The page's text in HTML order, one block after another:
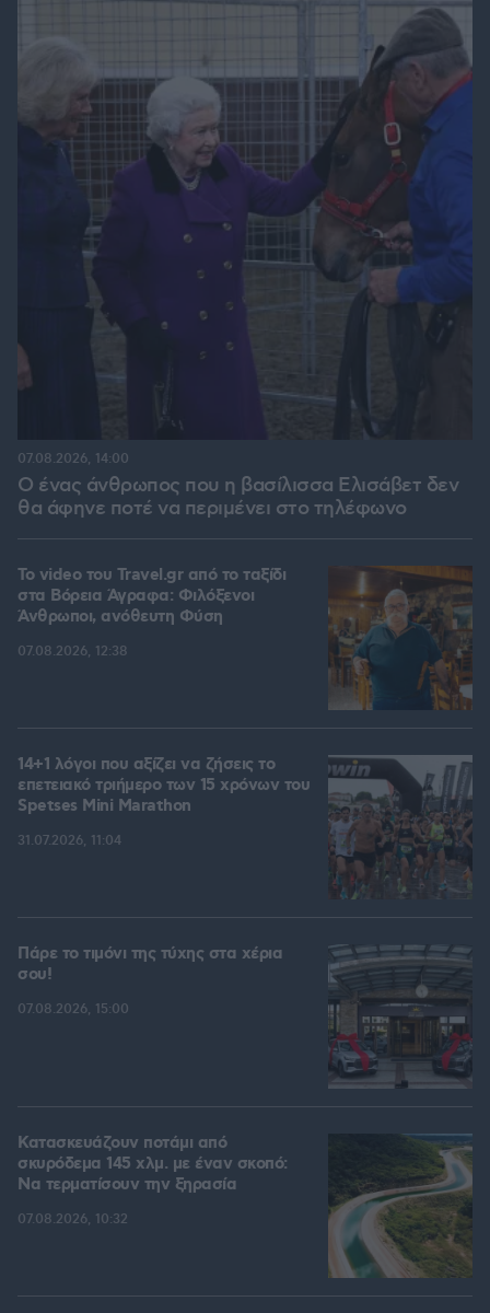
Ο ένας άνθρωπος που η βασίλισσα Ελισάβετ δεν
θα άφηνε ποτέ να περιμένει στο τηλέφωνο
07.08.2026, 14:00
To video του Travel.gr από το ταξίδι
στα Βόρεια Άγραφα: Φιλόξενοι
Άνθρωποι, ανόθευτη Φύση
07.08.2026, 12:38
14+1 λόγοι που αξίζει να ζήσεις το
επετειακό τριήμερο των 15 χρόνων του
Spetses Mini Marathon
31.07.2026, 11:04
Πάρε το τιμόνι της τύχης στα χέρια
σου!
07.08.2026, 15:00
Κατασκευάζουν ποτάμι από
σκυρόδεμα 145 χλμ. με έναν σκοπό:
Να τερματίσουν την ξηρασία
07.08.2026, 10:32